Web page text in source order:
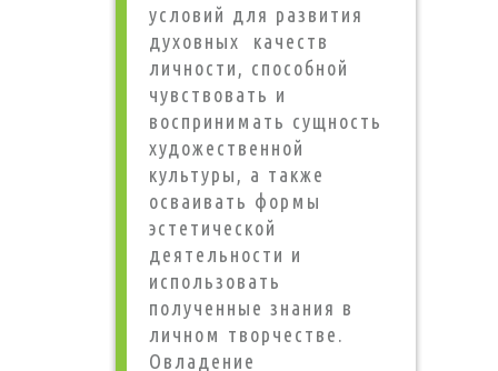
условий для развития
духовных качеств
личности, способной
чувствовать и
воспринимать сущность
художественной
культуры, а также
осваивать формы
эстетической
деятельности и
использовать
полученные знания в
личном творчестве.
Овладение